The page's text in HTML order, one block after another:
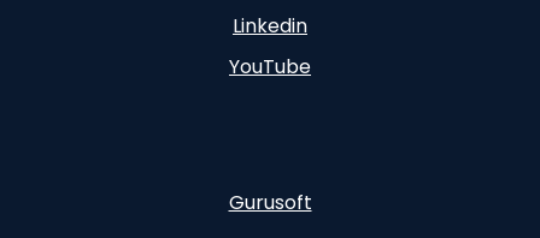
Linkedin
YouTube
Gurusoft